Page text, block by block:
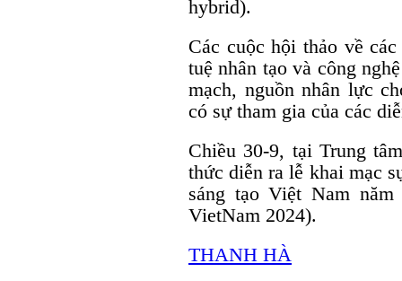
hybrid).
Các cuộc hội thảo về
tuệ nhân tạo và công
mạch, nguồn nhân lực
có sự tham gia của các
Chiều 30-9, tại Trung
thức diễn ra lễ khai mạc
sáng tạo Việt Nam năm
VietNam 2024).
THANH HÀ